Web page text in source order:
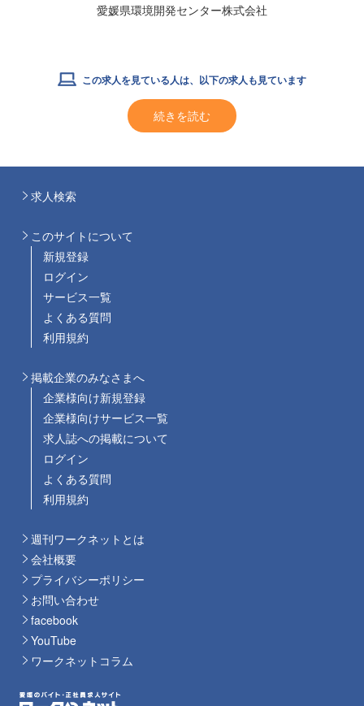
愛媛県環境開発センター株式会社
この求人を見ている人は、以下の求人も見ています
続きを読む
求人検索
このサイトについて
新規登録
ログイン
サービス一覧
よくある質問
利用規約
掲載企業のみなさまへ
企業様向け新規登録
企業様向けサービス一覧
求人誌への掲載について
ログイン
よくある質問
利用規約
週刊ワークネットとは
会社概要
プライバシーポリシー
お問い合わせ
facebook
YouTube
ワークネットコラム